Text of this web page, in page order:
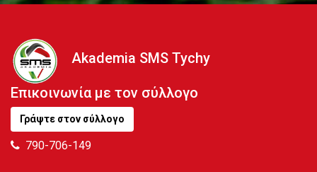
Akademia SMS Tychy
Επικοινωνία με τον σύλλογο
Γράψτε στον σύλλογο
790-706-149